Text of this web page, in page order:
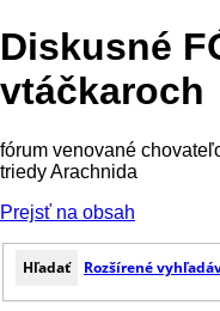
Diskusné
vtáčkaroch
fórum venované
triedy Arachnida
Prejsť na obsah
Hľadať Rozšírené